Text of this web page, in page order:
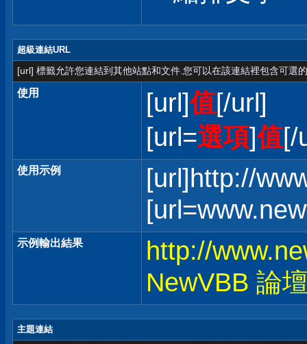
超級連結URL
[url] 標籤允許您連結到其他站點和文件.您可以在該連結裡包含可選
使用 [url]值[/url]
[url=選項]值[/
使用示例
[url]http://
示例輸出結果
http://
NewVBB 論
主題連結